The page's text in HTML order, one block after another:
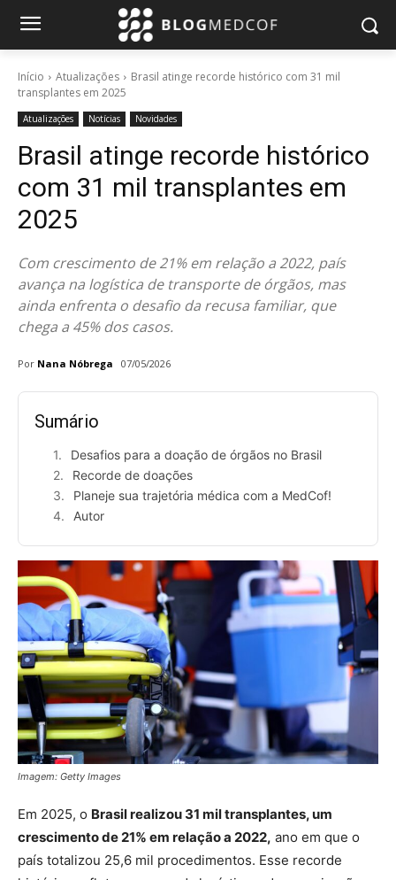
Início Atualizações
Brasil atinge recorde histórico com 31 mil
transplantes em 2025
Atualizações Notícias Novidades
Brasil atinge recorde histórico
com 31 mil transplantes em
2025
Com crescimento de 21% em relação a 2022, país
avança na logística de transporte de órgãos, mas
ainda enfrenta o desafio da recusa familiar, que
chega a 45% dos casos.
Por Nana Nóbrega 07/05/2026
Sumário
Desafios para a doação de órgãos no Brasil
Recorde de doações
Planeje sua trajetória médica com a MedCof!
Autor
Imagem: Getty Images
Em 2025, o Brasil realizou 31 mil transplantes, um
crescimento de 21% em relação a 2022, ano em que o
país totalizou 25,6 mil procedimentos. Esse recorde